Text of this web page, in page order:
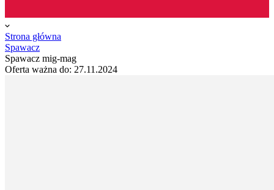
Strona główna
Spawacz
Spawacz mig-mag
Oferta ważna do: 27.11.2024